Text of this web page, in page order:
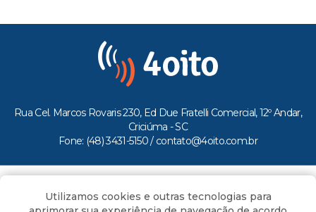
Rua Cel. Marcos Rovaris 230, Ed Due Fratelli Comercial, 12º Andar,
Criciúma - SC
Fone: (48) 3431-5150 / contato@4oito.com.br
Todos os direitos reservados ao Portal 4oito
Utilizamos cookies e outras tecnologias para